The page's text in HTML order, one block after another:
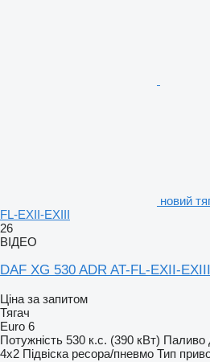
новий
FL-EXII-EXIII
26
ВІДЕО
DAF XG 530 ADR AT-FL-EXII-EXIII
Ціна за запитом
Тягач
Euro 6
Потужність 530 к.с. (390 кВт) Паливо
4x2 Підвіска ресора/пневмо Тип